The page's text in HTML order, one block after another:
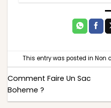
This entry was posted in Non
Comment Faire Un Sac
Boheme ?